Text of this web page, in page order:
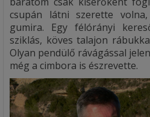
csupán látni szerette
gumira. Egy félórányi
sziklás, köves talajon
Olyan pendülő rávágással
még a cimbora is észrevette.